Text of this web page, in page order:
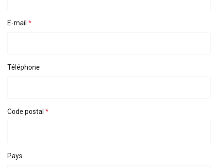
E-mail
Téléphone
Code postal
Pays